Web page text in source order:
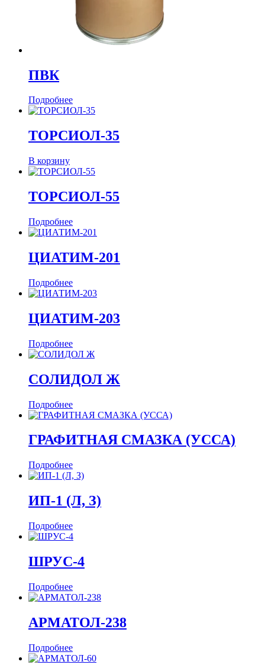
ПВК
Подробнее
ТОРСИОЛ-35
В корзину
ТОРСИОЛ-55
Подробнее
ЦИАТИМ-201
Подробнее
ЦИАТИМ-203
Подробнее
СОЛИДОЛ Ж
Подробнее
ГРАФИТНАЯ СМАЗКА (УССА)
Подробнее
ИП-1 (Л, З)
Подробнее
ШРУС-4
Подробнее
АРМАТОЛ-238
Подробнее